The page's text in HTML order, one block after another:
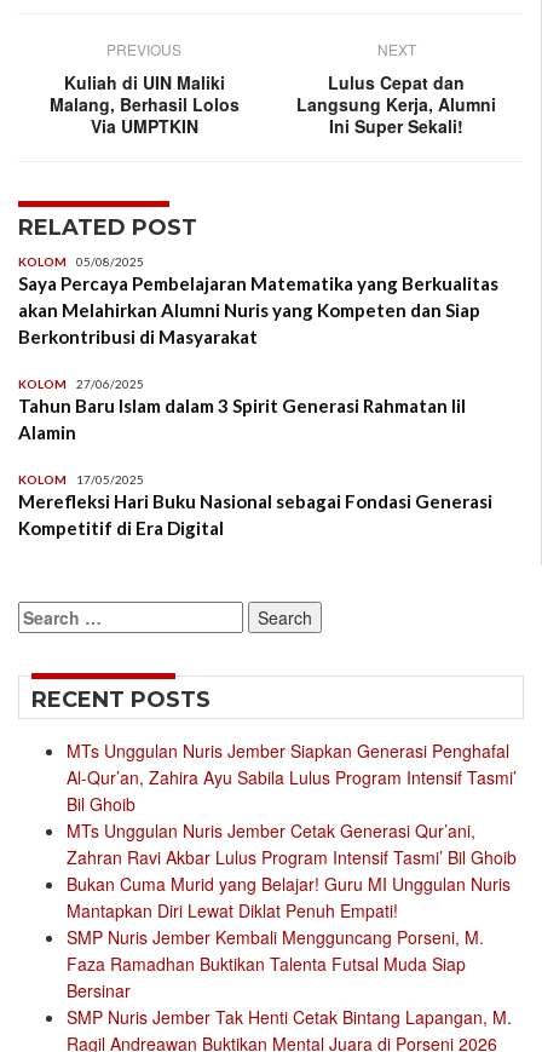
PREVIOUS
Kuliah di UIN Maliki
Malang, Berhasil Lolos
Via UMPTKIN
NEXT
Lulus Cepat dan
Langsung Kerja, Alumni
Ini Super Sekali!
RELATED POST
KOLOM 05/08/2025
Saya Percaya Pembelajaran Matematika yang Berkualitas
akan Melahirkan Alumni Nuris yang Kompeten dan Siap
Berkontribusi di Masyarakat
KOLOM 27/06/2025
Tahun Baru Islam dalam 3 Spirit Generasi Rahmatan lil
Alamin
KOLOM 17/05/2025
Merefleksi Hari Buku Nasional sebagai Fondasi Generasi
Kompetitif di Era Digital
Search
for:
RECENT POSTS
MTs Unggulan Nuris Jember Siapkan Generasi Penghafal
Al-Qur’an, Zahira Ayu Sabila Lulus Program Intensif Tasmi’
Bil Ghoib
MTs Unggulan Nuris Jember Cetak Generasi Qur’ani,
Zahran Ravi Akbar Lulus Program Intensif Tasmi’ Bil Ghoib
Bukan Cuma Murid yang Belajar! Guru MI Unggulan Nuris
Mantapkan Diri Lewat Diklat Penuh Empati!
SMP Nuris Jember Kembali Mengguncang Porseni, M.
Faza Ramadhan Buktikan Talenta Futsal Muda Siap
Bersinar
SMP Nuris Jember Tak Henti Cetak Bintang Lapangan, M.
Ragil Andreawan Buktikan Mental Juara di Porseni 2026